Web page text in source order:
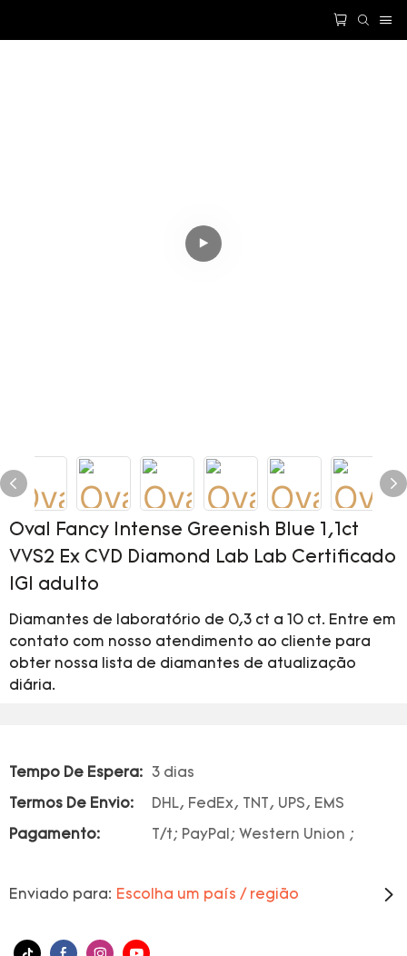
Oval Fancy Intense Greenish Blue 1,1ct
VVS2 Ex CVD Diamond Lab Lab Certificado
IGI adulto
Diamantes de laboratório de 0,3 ct a 10 ct. Entre em
contato com nosso atendimento ao cliente para
obter nossa lista de diamantes de atualização
diária.
Tempo De Espera: 3 dias
Termos De Envio: DHL, FedEx, TNT, UPS, EMS
Pagamento: T/t; PayPal; Western Union ;
Enviado para: Escolha um país / região